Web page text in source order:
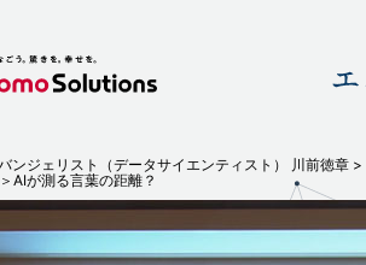
ンジェリスト（データサイエンティスト） 川前徳章
AIが測る言葉の距離？